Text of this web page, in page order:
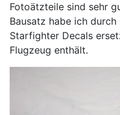
Fotoätzteile sind sehr
Bausatz habe ich
Starfighter Decals
Flugzeug enthält.